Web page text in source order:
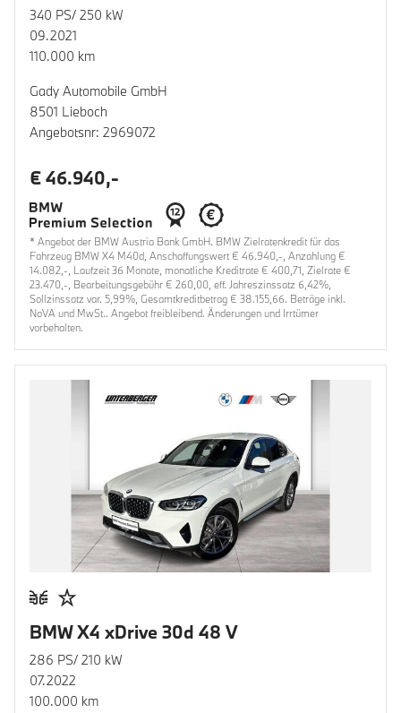
340 PS/ 250 kW
09.2021
110.000 km
Gady Automobile GmbH
8501 Lieboch
Angebotsnr: 2969072
€ 46.940,-
* Angebot der BMW Austria Bank GmbH. BMW Zielratenkredit für das
Fahrzeug BMW X4 M40d, Anschaffungswert € 46.940,-, Anzahlung €
14.082,-, Laufzeit 36 Monate, monatliche Kreditrate € 400,71, Zielrate €
23.470,-, Bearbeitungsgebühr € 260,00, eff. Jahreszinssatz 6,42%,
Sollzinssatz var. 5,99%, Gesamtkreditbetrag € 38.155,66. Beträge inkl.
NoVA und MwSt.. Angebot freibleibend. Änderungen und Irrtümer
vorbehalten.
BMW X4 xDrive 30d 48 V
286 PS/ 210 kW
07.2022
100.000 km